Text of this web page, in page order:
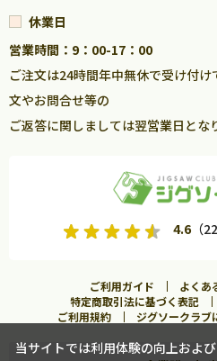
休業日
営業時間：9：00-17：00
ご注文は24時間年中無休で受け付
文やお問合せ等の
ご返答に関しましては翌営業日とな
4.6（
ご利用ガイド よくあ
特定商取引法に基づく表記
ご利用規約
ジグソークラブ
当サイトでは利用体験の向上およ